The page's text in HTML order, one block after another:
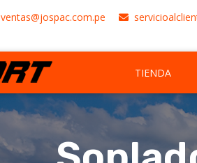
ventas@jospac.com.pe
TIENDA